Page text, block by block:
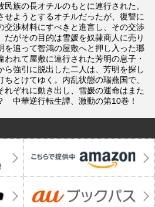
族の長オチルのもとに連行された。
せようとするオチルだったが、復讐に
交渉材料にすべきと進言し、その交渉
がその目的は雪媛を奴隷商人に売り
を追って智鴻の屋敷へと押し入った瑯
れて屋敷に連行された芳明の息子・
ら強引に脱出した二人は、芳明を探し
とけてゆく。内乱状態の瑞燕国で、
れぞれに動き出し、雪媛の運命はまた
中華逆行転生譚、激動の第10巻！